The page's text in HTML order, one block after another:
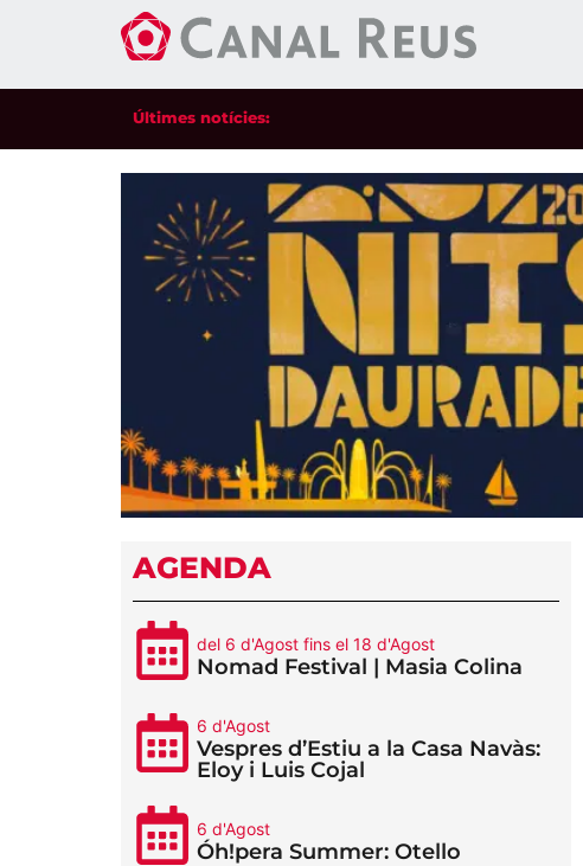
Últimes notícies:
AGENDA
del 6 d'Agost fins el 18 d'Agost
Nomad Festival | Masia Colina
6 d'Agost
Vespres d’Estiu a la Casa Navàs:
Eloy i Luis Cojal
6 d'Agost
Óh!pera Summer: Otello